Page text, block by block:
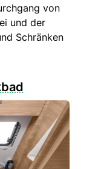
von
und der
Schränken